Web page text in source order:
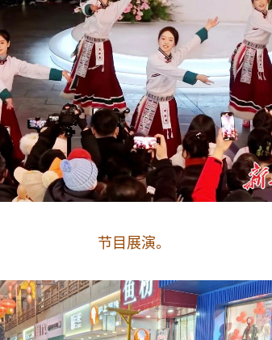
节目展演。